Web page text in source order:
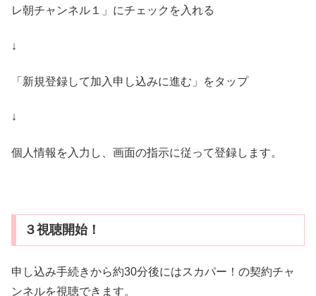
レ朝チャンネル１」にチェックを入れる
↓
「新規登録して加入申し込みに進む」をタップ
↓
個人情報を入力し、画面の指示に従って登録します。
３視聴開始！
申し込み手続きから約30分後にはスカパー！の契約チャ
ンネルを視聴できます。